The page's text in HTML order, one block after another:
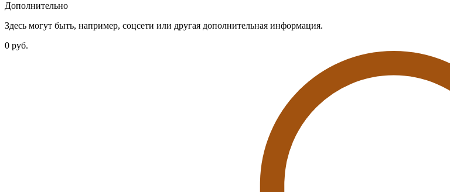
Дополнительно
Здесь могут быть, например, соцсети или другая дополнительная информация.
0 руб.